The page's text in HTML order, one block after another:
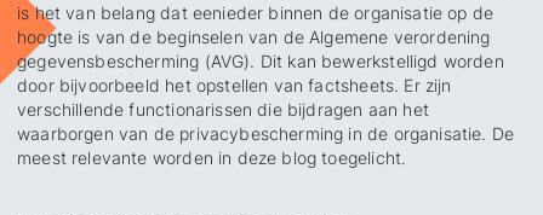
is het van belang dat eenieder binnen de organisatie op de
hoogte is van de beginselen van de Algemene verordening
gegevensbescherming (AVG). Dit kan bewerkstelligd worden
door bijvoorbeeld het opstellen van factsheets. Er zijn
verschillende functionarissen die bijdragen aan het
waarborgen van de privacybescherming in de organisatie. De
meest relevante worden in deze blog toegelicht.